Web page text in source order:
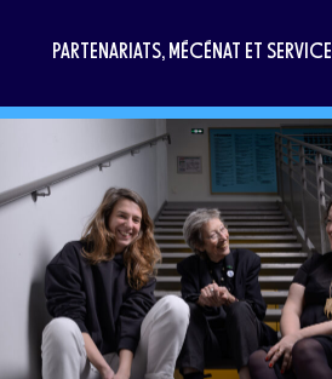
PARTENARIATS, MÉCÉNAT ET